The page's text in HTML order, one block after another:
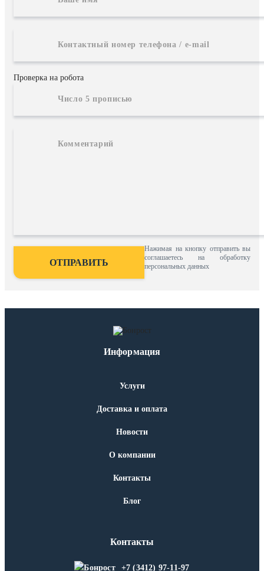
Проверка на робота
Нажимая на кнопку отправить вы
соглашаетесь на обработку
персональных данных
Информация
Услуги
Доставка и оплата
Новости
О компании
Контакты
Блог
Контакты
+7 (3412) 97-11-97